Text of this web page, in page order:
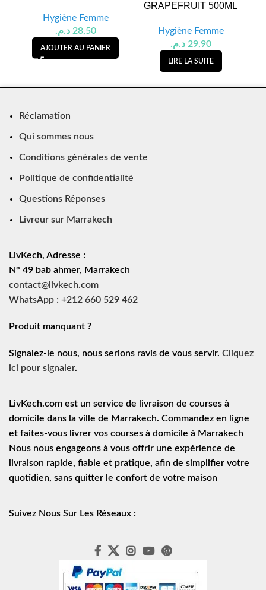
Hygiène Femme
28,50 د.م.
AJOUTER AU PANIER
GRAPEFRUIT 500ML
Hygiène Femme
29,90 د.م.
LIRE LA SUITE
Réclamation
Qui sommes nous
Conditions générales de vente
Politique de confidentialité
Questions Réponses
Livreur sur Marrakech
LivKech, Adresse :
N° 49 bab ahmer, Marrakech
contact@livkech.com
WhatsApp : +212 660 529 462
Produit manquant ?
Signalez-le nous, nous serions ravis de vous servir. Cliquez
ici pour signaler.
LivKech.com est un service de
livraison de courses à
domicile dans la ville de Marrakech. Commandez en ligne
et faites-vous livrer vos courses à domicile à Marrakech
Nous nous engageons à vous offrir une expérience de
livraison rapide, fiable et pratique, afin de simplifier votre
quotidien, sans quitter le confort de votre maison
Suivez Nous Sur Les Réseaux :